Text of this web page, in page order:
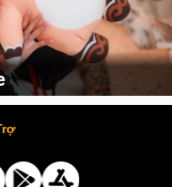
dưới nét vẽ của
Cùng đến với những hình ảnh Lala Croft của Tomb Raider dưới nét vẽ của AI. Một cô